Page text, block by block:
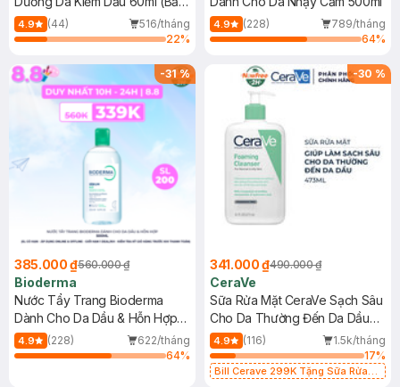
Mới)
4.9 (44)
516/tháng
22%
4.9 (228)
789/tháng
64%
-31%
385.000 ₫560.000 ₫
Bioderma
Nước Tẩy Trang Bioderma
Dành Cho Da Dầu & Hỗn Hợp
500ml
4.9 (228)
622/tháng
64%
-30 %
341.000 ₫490.000 ₫
CeraVe
Sữa Rửa Mặt CeraVe Sạch Sâu
Cho Da Thường Đến Da Dầu
473ml
4.9 (116)
1.5k/tháng
17%
Bill Cerave 299K Tặng Sữa Rửa